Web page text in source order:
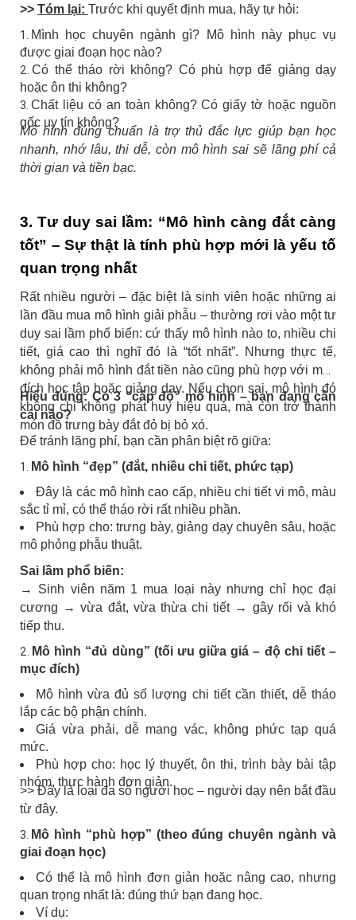
>> Tóm lại: Trước khi quyết định mua, hãy tự hỏi:
Mình học chuyên ngành gì? Mô hình này phục vụ
được giai đoạn học nào?
Có thể tháo rời không? Có phù hợp để giảng dạy
hoặc ôn thi không?
Chất liệu có an toàn không? Có giấy tờ hoặc nguồn
gốc uy tín không?
Mô hình đúng chuẩn là trợ thủ đắc lực giúp bạn học
nhanh, nhớ lâu, thi dễ, còn mô hình sai sẽ lãng phí cả
thời gian và tiền bạc.
3. Tư duy sai lầm: “Mô hình càng đắt càng
tốt” – Sự thật là tính phù hợp mới là yếu tố
quan trọng nhất
Rất nhiều người – đặc biệt là sinh viên hoặc những ai
lần đầu mua mô hình giải phẫu – thường rơi vào một tư
duy sai lầm phổ biến: cứ thấy mô hình nào to, nhiều chi
tiết, giá cao thì nghĩ đó là “tốt nhất”.
Nhưng thực tế,
không phải mô hình đắt tiền nào cũng phù hợp với mục
đích học tập hoặc giảng dạy. Nếu chọn sai, mô hình đó
không chỉ không phát huy hiệu quả, mà còn trở thành
món đồ trưng bày đắt đỏ bị bỏ xó.
Hiểu đúng: Có 3 “cấp độ” mô hình – bạn đang cần
cái nào?
Để tránh lãng phí, bạn cần phân biệt rõ giữa:
Mô hình “đẹp” (đắt, nhiều chi tiết, phức tạp)
Đây là các mô hình cao cấp, nhiều chi tiết vi mô, màu
sắc tỉ mỉ, có thể tháo rời rất nhiều phần.
Phù hợp cho: trưng bày, giảng dạy chuyên sâu, hoặc
mô phỏng phẫu thuật.
Sai lầm phổ biến:
→ Sinh viên năm 1 mua loại này nhưng chỉ học đại
cương → vừa đắt, vừa thừa chi tiết → gây rối và khó
tiếp thu.
Mô hình “đủ dùng” (tối ưu giữa giá – độ chi tiết –
mục đích)
Mô hình vừa đủ số lượng chi tiết cần thiết, dễ tháo
lắp các bộ phận chính.
Giá vừa phải, dễ mang vác, không phức tạp quá
mức.
Phù hợp cho: học lý thuyết, ôn thi, trình bày bài tập
nhóm, thực hành đơn giản.
>> Đây là loại đa số người học – người dạy nên bắt đầu
từ đây.
Mô hình “phù hợp” (theo đúng chuyên ngành và
giai đoạn học)
Có thể là mô hình đơn giản hoặc nâng cao, nhưng
quan trọng nhất là: đúng thứ bạn đang học.
Ví dụ: